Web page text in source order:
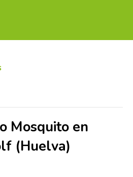
Mosquito en
(Huelva)